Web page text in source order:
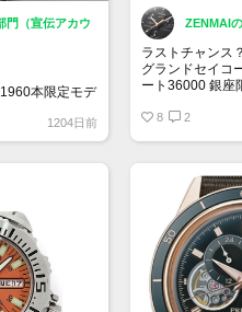
門（宣伝アカウ
本限定モデ
出品代行）】
1204日前
ZENMAI
ラストチャンス？
グランドセイコ
ート36000 銀座
お一人さま1点限
購入場所： 銀座
ご購入期間まで
ご準備をお願い
8 2